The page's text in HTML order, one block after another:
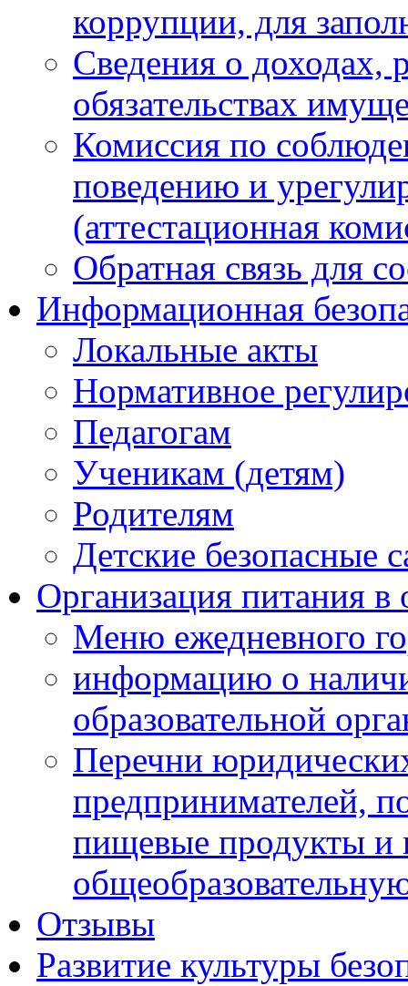
коррупции, для
Сведения о доходах,
обязательствах
Комиссия по
поведению и
(аттестационная
Обратная связь для
Информационная
Локальные акты
Нормативное
Педагогам
Ученикам (детям)
Родителям
Детские безопасные
Организация питания в
Меню ежедневного
информацию о
образовательной
Перечни
предпринимателей,
пищевые продукты и
Отзывы
Развитие культуры